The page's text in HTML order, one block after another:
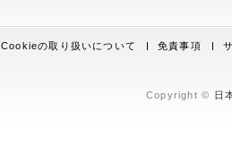
Cookieの取り扱いについて 免責事項
Copyright © 日